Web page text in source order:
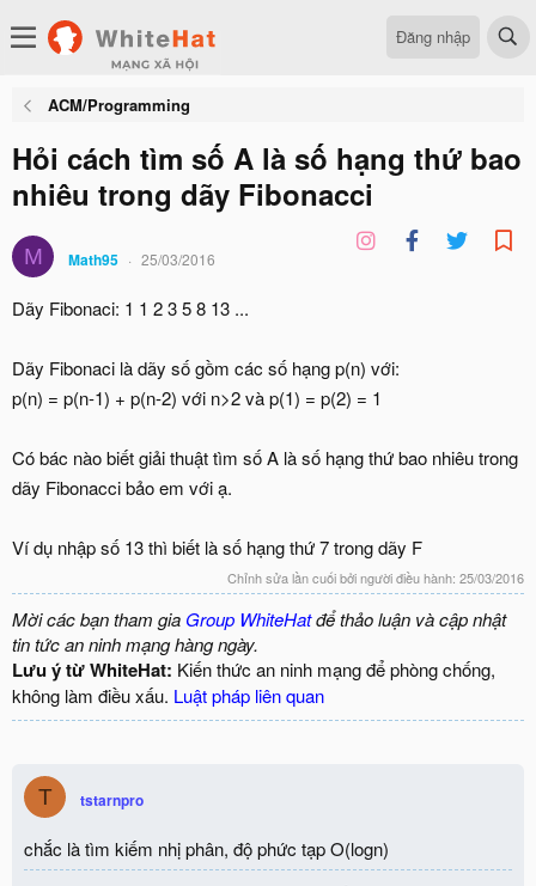
Đăng nhập
ACM/Programming
Hỏi cách tìm số A là số hạng thứ bao
nhiêu trong dãy Fibonacci
M Math95 25/03/2016
Dãy Fibonaci: 1 1 2 3 5 8 13 ...
Dãy Fibonaci là dãy số gồm các số hạng p(n) với:
p(n) = p(n-1) + p(n-2) với n>2 và p(1) = p(2) = 1
Có bác nào biết giải thuật tìm số A là số hạng thứ bao nhiêu trong
dãy Fibonacci bảo em với ạ.
Ví dụ nhập số 13 thì biết là số hạng thứ 7 trong dãy F
Chỉnh sửa lần cuối bởi người điều hành: 25/03/2016
Mời các bạn tham gia Group WhiteHatđể thảo luận và cập nhật
tin tức an ninh mạng hàng ngày.
Lưu ý từ WhiteHat: Kiến thức an ninh mạng để phòng chống,
không làm điều xấu. Luật pháp liên quan
T tstarnpro
chắc là tìm kiếm nhị phân, độ phức tạp O(logn)